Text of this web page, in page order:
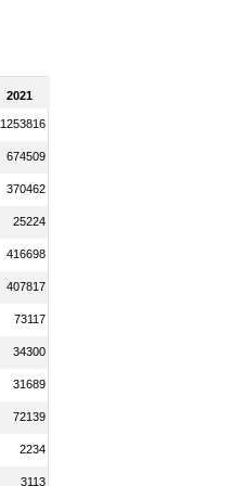
2021
1253816
674509
370462
25224
416698
407817
73117
34300
31689
72139
2234
3113